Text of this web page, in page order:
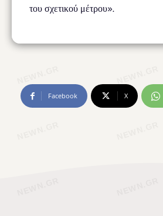
του σχετικού μέτρου».
Facebook X